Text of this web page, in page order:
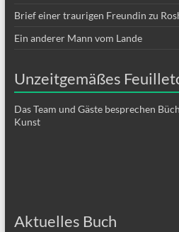
Brief einer traurigen Freundin zu
Ein anderer Mann vom Lande
Unzeitgemäßes
Das Team und Gäste besprechen
Kunst
Aktuelles Buch